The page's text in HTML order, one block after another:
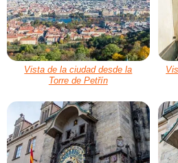
Vista de la ciudad desde la
Torre de Petřín